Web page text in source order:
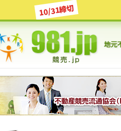
10/31締切